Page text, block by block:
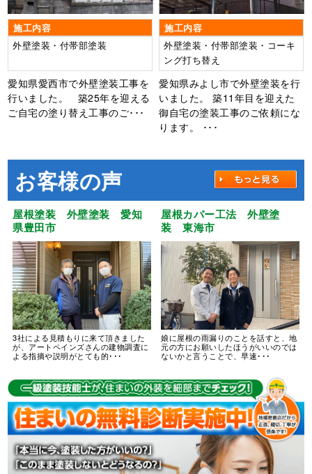
施工内容
外壁塗装・付帯部塗装
愛知県愛西市で外壁塗装工事を
行いました。 築25年を迎える
ご自宅の塗り替え工事のご･･･
施工内容
外壁塗装・付帯部塗装・コーキ
ング打ち替え
愛知県みよし市で外壁塗装を行
いました。 築11年目を迎えた
御自宅の塗装工事のご依頼にな
ります。 ･･･
お客様の声
屋根塗装 外壁塗装 愛知
県豊田市
3社による見積もりに来て頂きました
が、アートペインズさんの建物調査に
よる指摘や説明がとても的･･･
屋根カバー工法 外壁塗
装 東海市
娘に屋根の雨漏りのことを話すと、地
元の方にお願いしたほうがいいのでは
ないかと言うことで、早速･･･